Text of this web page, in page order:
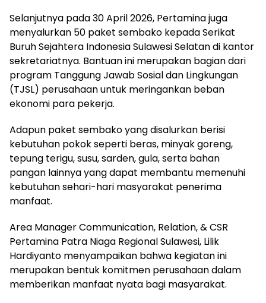
Selanjutnya pada 30 April 2026, Pertamina juga
menyalurkan 50 paket sembako kepada Serikat
Buruh Sejahtera Indonesia Sulawesi Selatan di kantor
sekretariatnya. Bantuan ini merupakan bagian dari
program Tanggung Jawab Sosial dan Lingkungan
(TJSL) perusahaan untuk meringankan beban
ekonomi para pekerja.
Adapun paket sembako yang disalurkan berisi
kebutuhan pokok seperti beras, minyak goreng,
tepung terigu, susu, sarden, gula, serta bahan
pangan lainnya yang dapat membantu memenuhi
kebutuhan sehari-hari masyarakat penerima
manfaat.
Area Manager Communication, Relation, & CSR
Pertamina Patra Niaga Regional Sulawesi, Lilik
Hardiyanto menyampaikan bahwa kegiatan ini
merupakan bentuk komitmen perusahaan dalam
memberikan manfaat nyata bagi masyarakat.